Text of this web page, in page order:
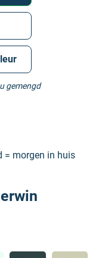
gemengd
= morgen in huis